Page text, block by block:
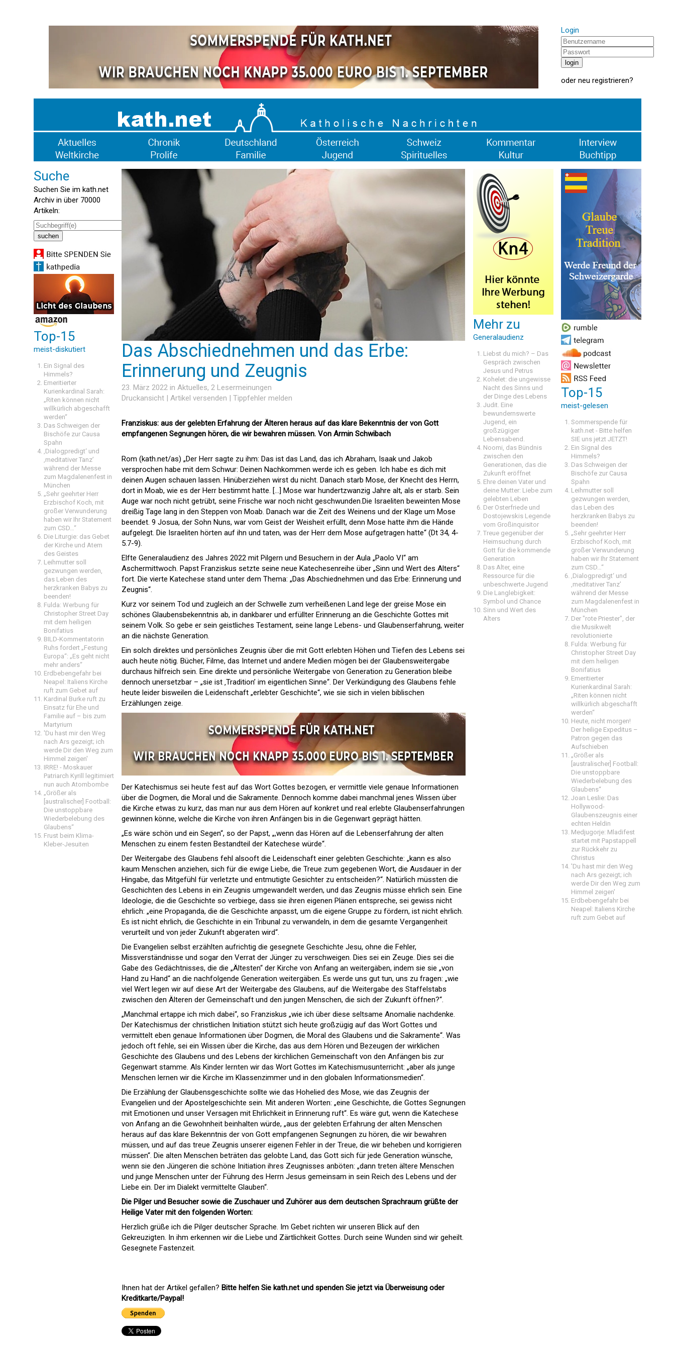
Login
oder neu registrieren?
Suche
Suchen Sie im kath.net
Archiv in über 70000
Artikeln:
Top-15
meist-diskutiert
Ein Signal des
Himmels?
Emeritierter
Kurienkardinal Sarah:
„Riten können nicht
willkürlich abgeschafft
werden“
Das Schweigen der
Bischöfe zur Causa
Spahn
‚Dialogpredigt‘ und
‚meditativer Tanz’
während der Messe
zum Magdalenenfest in
München
„Sehr geehrter Herr
Erzbischof Koch, mit
großer Verwunderung
haben wir Ihr Statement
zum CSD…“
Die Liturgie: das Gebet
der Kirche und Atem
des Geistes
Leihmutter soll
gezwungen werden,
das Leben des
herzkranken Babys zu
beenden!
Fulda: Werbung für
Christopher Street Day
mit dem heiligen
Bonifatius
BILD-Kommentatorin
Ruhs fordert „Festung
Europa“: „Es geht nicht
mehr anders“
Erdbebengefahr bei
Neapel: Italiens Kirche
ruft zum Gebet auf
Kardinal Burke ruft zu
Einsatz für Ehe und
Familie auf – bis zum
Martyrium
'Du hast mir den Weg
nach Ars gezeigt; ich
werde Dir den Weg zum
Himmel zeigen'
IRRE! - Moskauer
Patriarch Kyrill legitimiert
nun auch Atombombe
„Größer als
[australischer] Football:
Die unstoppbare
Wiederbelebung des
Glaubens“
Frust beim Klima-
Kleber-Jesuiten
Das Abschiednehmen und das Erbe:
Erinnerung und Zeugnis
23. März 2022 in Aktuelles, 2 Lesermeinungen
Druckansicht | Artikel versenden | Tippfehler melden
Franziskus: aus der gelebten Erfahrung der Älteren heraus auf das klare Bekenntnis der von Gott
empfangenen Segnungen hören, die wir bewahren müssen. Von Armin Schwibach
Rom (kath.net/as) „Der Herr sagte zu ihm: Das ist das Land, das ich Abraham, Isaak und Jakob
versprochen habe mit dem Schwur: Deinen Nachkommen werde ich es geben. Ich habe es dich mit
deinen Augen schauen lassen. Hinüberziehen wirst du nicht. Danach starb Mose, der Knecht des Herrn,
dort in Moab, wie es der Herr bestimmt hatte. [...] Mose war hundertzwanzig Jahre alt, als er starb. Sein
Auge war noch nicht getrübt, seine Frische war noch nicht geschwunden.Die Israeliten beweinten Mose
dreißig Tage lang in den Steppen von Moab. Danach war die Zeit des Weinens und der Klage um Mose
beendet. 9 Josua, der Sohn Nuns, war vom Geist der Weisheit erfüllt, denn Mose hatte ihm die Hände
aufgelegt. Die Israeliten hörten auf ihn und taten, was der Herr dem Mose aufgetragen hatte“ (Dt 34, 4-
5.7-9).
Elfte Generalaudienz des Jahres 2022 mit Pilgern und Besuchern in der Aula „Paolo VI“ am
Aschermittwoch. Papst Franziskus setzte seine neue Katechesenreihe über „Sinn und Wert des Alters“
fort. Die vierte Katechese stand unter dem Thema: „Das Abschiednehmen und das Erbe: Erinnerung und
Zeugnis“.
Kurz vor seinem Tod und zugleich an der Schwelle zum verheißenen Land lege der greise Mose ein
schönes Glaubensbekenntnis ab, in dankbarer und erfüllter Erinnerung an die Geschichte Gottes mit
seinem Volk. So gebe er sein geistliches Testament, seine lange Lebens- und Glaubenserfahrung, weiter
an die nächste Generation.
Ein solch direktes und persönliches Zeugnis über die mit Gott erlebten Höhen und Tiefen des Lebens sei
auch heute nötig. Bücher, Filme, das Internet und andere Medien mögen bei der Glaubensweitergabe
durchaus hilfreich sein. Eine direkte und persönliche Weitergabe von Generation zu Generation bleibe
dennoch unersetzbar – „sie ist ‚Tradition’ im eigentlichen Sinne“. Der Verkündigung des Glaubens fehle
heute leider bisweilen die Leidenschaft „erlebter Geschichte“, wie sie sich in vielen biblischen
Erzählungen zeige.
Der Katechismus sei heute fest auf das Wort Gottes bezogen, er vermittle viele genaue Informationen
über die Dogmen, die Moral und die Sakramente. Dennoch komme dabei manchmal jenes Wissen über
die Kirche etwas zu kurz, das man nur aus dem Hören auf konkret und real erlebte Glaubenserfahrungen
gewinnen könne, welche die Kirche von ihren Anfängen bis in die Gegenwart geprägt hätten.
„Es wäre schön und ein Segen“, so der Papst, „,wenn das Hören auf die Lebenserfahrung der alten
Menschen zu einem festen Bestandteil der Katechese würde“.
Der Weitergabe des Glaubens fehl alsooft die Leidenschaft einer gelebten Geschichte: „kann es also
kaum Menschen anziehen, sich für die ewige Liebe, die Treue zum gegebenen Wort, die Ausdauer in der
Hingabe, das Mitgefühl für verletzte und entmutigte Gesichter zu entscheiden?“. Natürlich müssten die
Geschichten des Lebens in ein Zeugnis umgewandelt werden, und das Zeugnis müsse ehrlich sein. Eine
Ideologie, die die Geschichte so verbiege, dass sie ihren eigenen Plänen entspreche, sei gewiss nicht
ehrlich: „eine Propaganda, die die Geschichte anpasst, um die eigene Gruppe zu fördern, ist nicht ehrlich.
Es ist nicht ehrlich, die Geschichte in ein Tribunal zu verwandeln, in dem die gesamte Vergangenheit
verurteilt und von jeder Zukunft abgeraten wird“.
Die Evangelien selbst erzählten aufrichtig die gesegnete Geschichte Jesu, ohne die Fehler,
Missverständnisse und sogar den Verrat der Jünger zu verschweigen. Dies sei ein Zeuge. Dies sei die
Gabe des Gedächtnisses, die die „Ältesten“ der Kirche von Anfang an weitergäben, indem sie sie „von
Hand zu Hand“ an die nachfolgende Generation weitergäben. Es werde uns gut tun, uns zu fragen: „wie
viel Wert legen wir auf diese Art der Weitergabe des Glaubens, auf die Weitergabe des Staffelstabs
zwischen den Älteren der Gemeinschaft und den jungen Menschen, die sich der Zukunft öffnen?“.
„Manchmal ertappe ich mich dabei“, so Franziskus „wie ich über diese seltsame Anomalie nachdenke.
Der Katechismus der christlichen Initiation stützt sich heute großzügig auf das Wort Gottes und
vermittelt eben genaue Informationen über Dogmen, die Moral des Glaubens und die Sakramente“. Was
jedoch oft fehle, sei ein Wissen über die Kirche, das aus dem Hören und Bezeugen der wirklichen
Geschichte des Glaubens und des Lebens der kirchlichen Gemeinschaft von den Anfängen bis zur
Gegenwart stamme. Als Kinder lernten wir das Wort Gottes im Katechismusunterricht: „aber als junge
Menschen lernen wir die Kirche im Klassenzimmer und in den globalen Informationsmedien“.
Die Erzählung der Glaubensgeschichte sollte wie das Hohelied des Mose, wie das Zeugnis der
Evangelien und der Apostelgeschichte sein. Mit anderen Worten: „eine Geschichte, die Gottes Segnungen
mit Emotionen und unser Versagen mit Ehrlichkeit in Erinnerung ruft“. Es wäre gut, wenn die Katechese
von Anfang an die Gewohnheit beinhalten würde, „aus der gelebten Erfahrung der alten Menschen
heraus auf das klare Bekenntnis der von Gott empfangenen Segnungen zu hören, die wir bewahren
müssen, und auf das treue Zeugnis unserer eigenen Fehler in der Treue, die wir beheben und korrigieren
müssen“. Die alten Menschen beträten das gelobte Land, das Gott sich für jede Generation wünsche,
wenn sie den Jüngeren die schöne Initiation ihres Zeugnisses anböten: „dann treten ältere Menschen
und junge Menschen unter der Führung des Herrn Jesus gemeinsam in sein Reich des Lebens und der
Liebe ein. Der im Dialekt vermittelte Glauben“.
Die Pilger und Besucher sowie die Zuschauer und Zuhörer aus dem deutschen Sprachraum grüßte der
Heilige Vater mit den folgenden Worten:
Herzlich grüße ich die Pilger deutscher Sprache. Im Gebet richten wir unseren Blick auf den
Gekreuzigten. In ihm erkennen wir die Liebe und Zärtlichkeit Gottes. Durch seine Wunden sind wir geheilt.
Gesegnete Fastenzeit.
Ihnen hat der Artikel gefallen? Bitte helfen Sie kath.net und spenden Sie jetzt via Überweisung oder
Kreditkarte/Paypal!
Mehr zu
Generalaudienz
Liebst du mich? – Das
Gespräch zwischen
Jesus und Petrus
Kohelet: die ungewisse
Nacht des Sinns und
der Dinge des Lebens
Judit. Eine
bewundernswerte
Jugend, ein
großzügiger
Lebensabend.
Noomi, das Bündnis
zwischen den
Generationen, das die
Zukunft eröffnet
Ehre deinen Vater und
deine Mutter: Liebe zum
gelebten Leben
Der Osterfriede und
Dostojewskis Legende
vom Großinquisitor
Treue gegenüber der
Heimsuchung durch
Gott für die kommende
Generation
Das Alter, eine
Ressource für die
unbeschwerte Jugend
Die Langlebigkeit:
Symbol und Chance
Sinn und Wert des
Alters
Top-15
meist-gelesen
Sommerspende für
kath.net - Bitte helfen
SIE uns jetzt JETZT!
Ein Signal des
Himmels?
Das Schweigen der
Bischöfe zur Causa
Spahn
Leihmutter soll
gezwungen werden,
das Leben des
herzkranken Babys zu
beenden!
„Sehr geehrter Herr
Erzbischof Koch, mit
großer Verwunderung
haben wir Ihr Statement
zum CSD…“
‚Dialogpredigt‘ und
‚meditativer Tanz’
während der Messe
zum Magdalenenfest in
München
Der "rote Priester", der
die Musikwelt
revolutionierte
Fulda: Werbung für
Christopher Street Day
mit dem heiligen
Bonifatius
Emeritierter
Kurienkardinal Sarah:
„Riten können nicht
willkürlich abgeschafft
werden“
Heute, nicht morgen!
Der heilige Expeditus –
Patron gegen das
Aufschieben
„Größer als
[australischer] Football:
Die unstoppbare
Wiederbelebung des
Glaubens“
Joan Leslie: Das
Hollywood-
Glaubenszeugnis einer
echten Heldin
Medjugorje: Mladifest
startet mit Papstappell
zur Rückkehr zu
Christus
'Du hast mir den Weg
nach Ars gezeigt; ich
werde Dir den Weg zum
Himmel zeigen'
Erdbebengefahr bei
Neapel: Italiens Kirche
ruft zum Gebet auf